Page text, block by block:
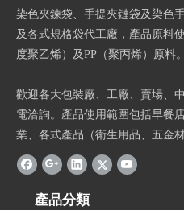
染色夾鍊袋、手提夾鏈袋及染色
及各式規格袋代工廠，產品原料
度聚乙烯）及PP（聚丙烯）原料。
歡迎各大包裝廠、工廠、賣場、
電洽詢。產品使用範圍包括早餐
業、各式產品（衛生用品、五金
產品分類